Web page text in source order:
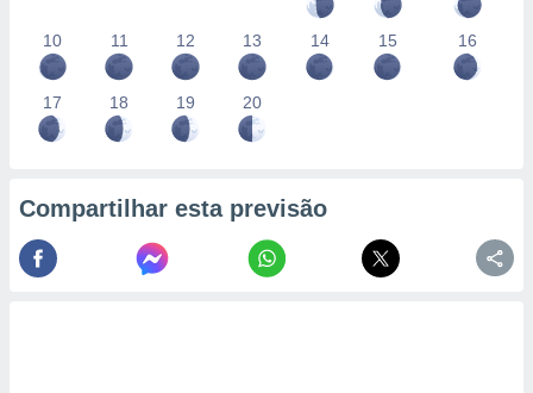
10 11 12 13 14 15 16
17 18 19 20
Compartilhar esta previsão